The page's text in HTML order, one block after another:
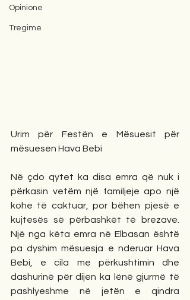
Opinione
Tregime
Urim për Festën e Mësuesit për
mësuesen Hava Bebi
Në çdo qytet ka disa emra që nuk i
përkasin vetëm një familjeje apo një
kohe të caktuar, por bëhen pjesë e
kujtesës së përbashkët të brezave.
Një nga këta emra në Elbasan është
pa dyshim mësuesja e nderuar Hava
Bebi, e cila me përkushtimin dhe
dashurinë për dijen ka lënë gjurmë të
pashlyeshme në jetën e qindra